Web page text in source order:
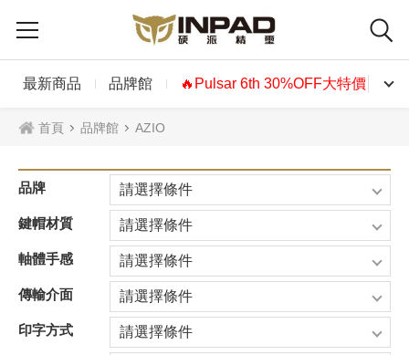
最新商品 品牌館 🔥Pulsar 6th 30%OFF大特價🔥
首頁 品牌館 AZIO
品牌 請選擇條件
鍵帽材質 請選擇條件
軸體手感 請選擇條件
傳輸介面 請選擇條件
印字方式 請選擇條件